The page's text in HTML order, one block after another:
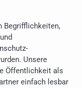
Begrifflichkeiten,
Unsere
Öffentlichkeit als
einfach lesbar